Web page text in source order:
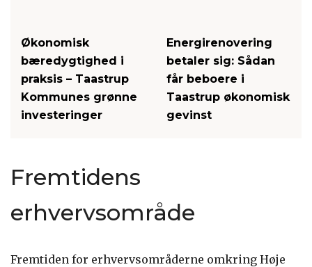
Økonomisk
bæredygtighed i
praksis – Taastrup
Kommunes grønne
investeringer
Energirenovering
betaler sig: Sådan
får beboere i
Taastrup økonomisk
gevinst
Fremtidens
erhvervsområde
Fremtiden for erhvervsområderne omkring Høje